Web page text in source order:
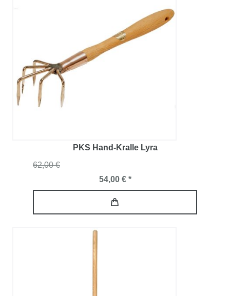
PKS Hand-Kralle Lyra
62,00 €
54,00 € *